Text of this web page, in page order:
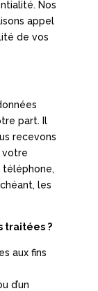
Nos
appel
de vos
part. Il
recevons
votre
téléphone,
les
traitées ?
aux fins
d’un